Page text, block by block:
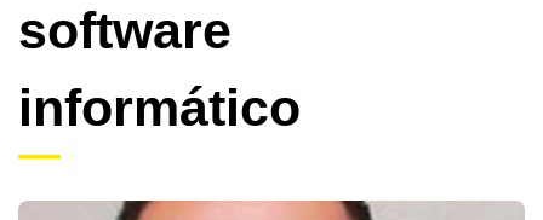
software
informático